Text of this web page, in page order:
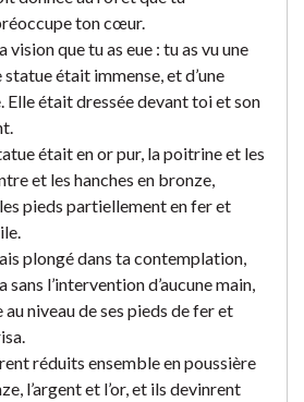
ton cœur.
vision que tu as eue : tu as vu une
était immense, et d’une
Elle était dressée devant toi et son
était en or pur, la poitrine et les
et les hanches en bronze,
pieds partiellement en fer et
plongé dans ta contemplation,
l’intervention d’aucune main,
niveau de ses pieds de fer et
réduits ensemble en poussière
l’argent et l’or, et ils devinrent